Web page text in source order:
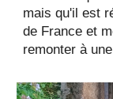
mais qu'il est
de France et
remonter à